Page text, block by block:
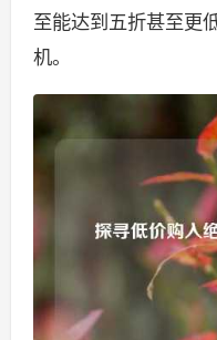
至能达到五折甚至更
机。